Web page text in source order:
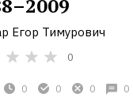
Егор Тимурович
0
0 0 0 0